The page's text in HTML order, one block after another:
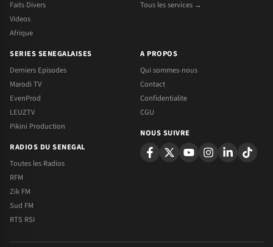
Faits Divers
Videos
Afrique
Tous les services →
SERIES SENEGALAISES
Derniers Episodes
Marodi TV
EvenProd
LEUZTV
Pikini Production
RADIOS DU SENEGAL
Toutes les Radios
RFM
Zik FM
Sud FM
RTS RSI
A PROPOS
Qui sommes-nous
Contact
Confidentialite
CGU
NOUS SUIVRE